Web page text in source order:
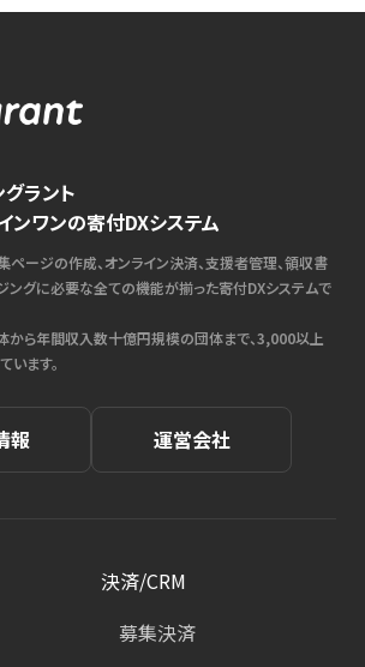
ラント
ンワンの寄付DXシステム
ページの作成、オンライン決済、支援者管理、領収書
ングに必要な全ての機能が揃った寄付DXシステムで
から年間収入数十億円規模の団体まで、3,000以上
ます。
報 運営会社
決済/CRM
募集決済